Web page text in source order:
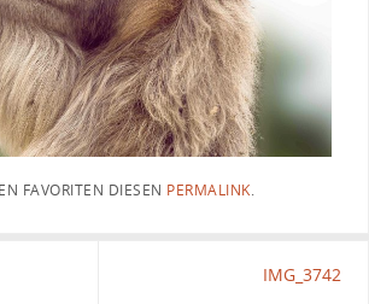
FAVORITEN DIESEN PERMALINK.
IMG_3742